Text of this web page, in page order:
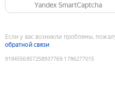
Yandex SmartCaptcha
Если у вас возникли проблемы,
обратной связи
9194556857258937769:1786277015